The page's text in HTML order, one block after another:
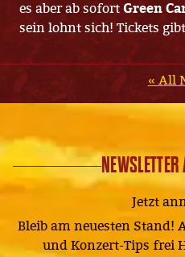
es aber ab sofort Green
sein lohnt sich! Tickets
« All
Jetzt
Bleib am neuesten Stand!
und Konzert-Tips frei